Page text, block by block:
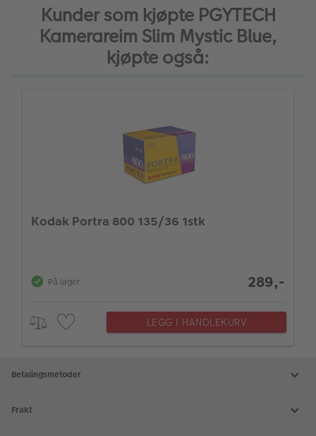
Kunder som kjøpte PGYTECH
Kamerareim Slim Mystic Blue,
kjøpte også:
Kodak Portra 800 135/36 1stk
På lager 289,-
LEGG I HANDLEKURV
Betalingsmetoder
Frakt